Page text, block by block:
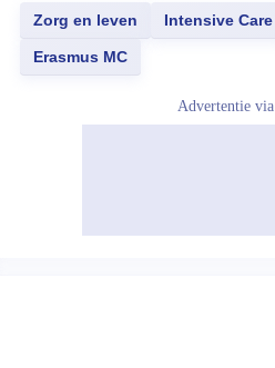
Zorg en leven
Intensive Care
Erasmus MC
Advertentie via